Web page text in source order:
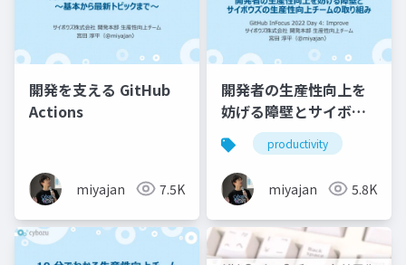
開発を支える GitHub
Actions
miyajan 7.5K
開発者の生産性向上を
妨げる障壁とサイボウ
ズの生産性向上チーム
の取り組み
productivity
miyajan 5.8K